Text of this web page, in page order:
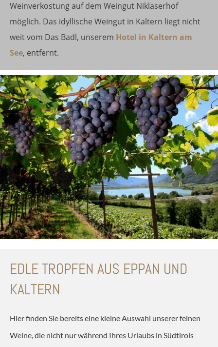
Weinverkostung auf dem Weingut Niklaserhof
möglich. Das idyllische Weingut in Kaltern liegt nicht
weit vom Das Badl, unserem Hotel in Kaltern am
See, entfernt.
EDLE TROPFEN AUS EPPAN UND
KALTERN
Hier finden Sie bereits eine kleine Auswahl unserer feinen
Weine, die nicht nur während Ihres Urlaubs in Südtirols